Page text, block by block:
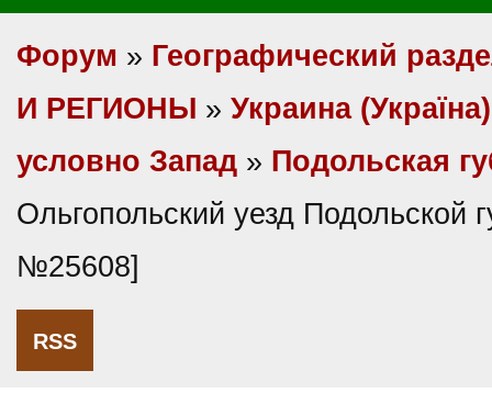
Форум » Географический
И РЕГИОНЫ » Украина (Україна)
условно Запад » Подольская
Ольгопольский уезд Подольской
№25608]
RSS